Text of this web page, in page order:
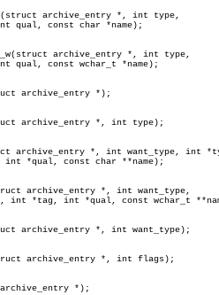
archive_entry *, int type,
archive_entry *, int type,
archive_entry *);
archive_entry *, int type);
archive_entry *, int want_type, int
archive_entry *, int want_type,
archive_entry *, int want_type);
archive_entry *, int flags);
*);